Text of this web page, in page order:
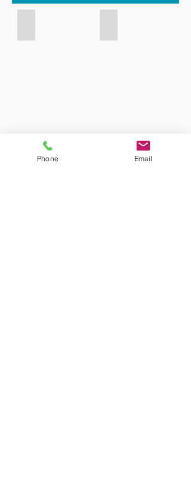
Phone Email